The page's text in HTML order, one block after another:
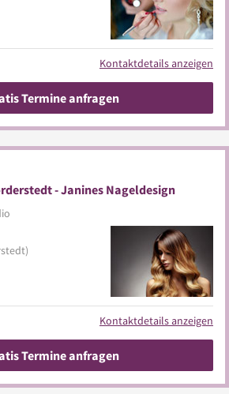
Kontaktdetails anzeigen
Termine anfragen
- Janines Nageldesign
Kontaktdetails anzeigen
Termine anfragen